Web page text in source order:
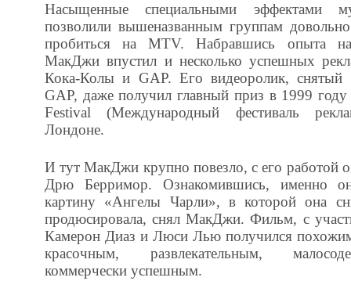
Насыщенные специальными эффектами
позволили вышеназванным группам
пробиться на MTV. Набравшись опыта
МакДжи впустил и несколько успешных
Кока-Колы и GAP. Его видеоролик, снятый
GAP, даже получил главный приз в 1999
Festival (Международный фестиваль
Лондоне.
И тут МакДжи крупно повезло, с его работой
Дрю Берримор. Ознакомившись, именно
картину «Ангелы Чарли», в которой она
продюсировала, снял МакДжи. Фильм, с
Камерон Диаз и Люси Лью получился
красочным, развлекательным,
коммерчески успешным.